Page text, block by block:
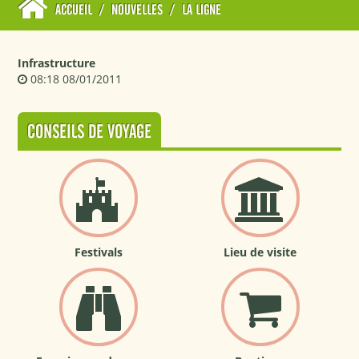
ACCUEIL / NOUVELLES / LA LIGNE
Infrastructure
08:18 08/01/2011
CONSEILS DE VOYAGE
Festivals Lieu de visite